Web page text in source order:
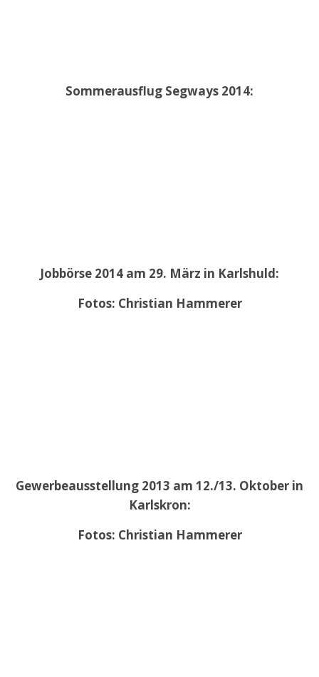
Sommerausflug Segways 2014:
Jobbörse 2014 am 29. März in Karlshuld:
Fotos: Christian Hammerer
Gewerbeausstellung 2013 am 12./13. Oktober in
Karlskron:
Fotos: Christian Hammerer